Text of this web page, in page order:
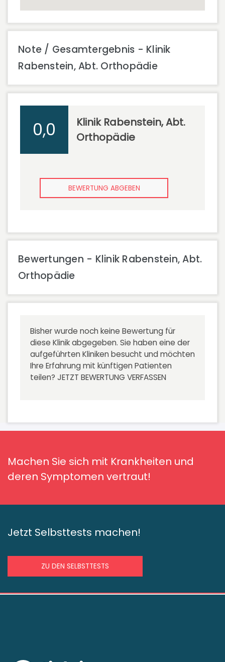
Note / Gesamtergebnis - Klinik
Rabenstein, Abt. Orthopädie
0,0
Klinik Rabenstein, Abt.
Orthopädie
BEWERTUNG ABGEBEN
Bewertungen - Klinik Rabenstein, Abt.
Orthopädie
Bisher wurde noch keine Bewertung für
diese Klinik abgegeben. Sie haben eine der
aufgeführten Kliniken besucht und möchten
Ihre Erfahrung mit künftigen Patienten
teilen? JETZT BEWERTUNG VERFASSEN
Machen Sie sich mit Krankheiten und
deren Symptomen vertraut!
Jetzt Selbsttests machen!
ZU DEN SELBSTTESTS